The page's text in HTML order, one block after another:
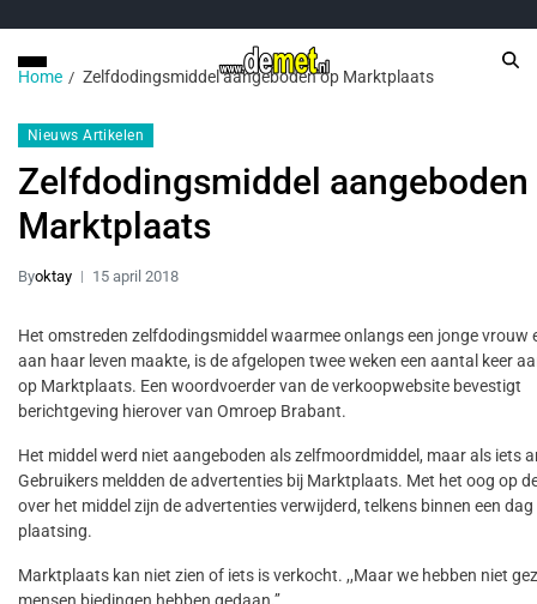
Home Zelfdodingsmiddel aangeboden op Marktplaats
Nieuws Artikelen
Zelfdodingsmiddel aangeboden
Marktplaats
Byoktay 15 april 2018
Het omstreden zelfdodingsmiddel waarmee onlangs een jonge vrouw
aan haar leven maakte, is de afgelopen twee weken een aantal keer
op Marktplaats. Een woordvoerder van de verkoopwebsite bevestigt
berichtgeving hierover van Omroep Brabant.
Het middel werd niet aangeboden als zelfmoordmiddel, maar als iets
Gebruikers meldden de advertenties bij Marktplaats. Met het oog op
over het middel zijn de advertenties verwijderd, telkens binnen een dag
plaatsing.
Marktplaats kan niet zien of iets is verkocht. ,,Maar we hebben niet